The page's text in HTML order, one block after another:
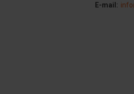
E-mail: